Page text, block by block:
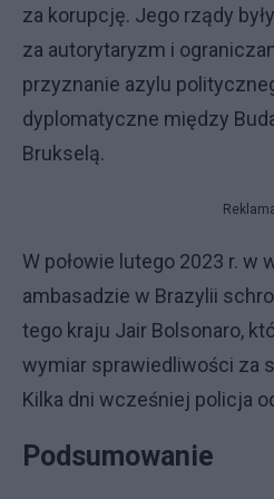
za korupcję. Jego rządy
za autorytaryzm i
przyznanie azylu
dyplomatyczne między
Brukselą.
W połowie lutego 2023 r. w
ambasadzie w Brazylii
tego kraju Jair Bolsonaro,
wymiar sprawiedliwości za
Kilka dni wcześniej policja
Podsumowanie